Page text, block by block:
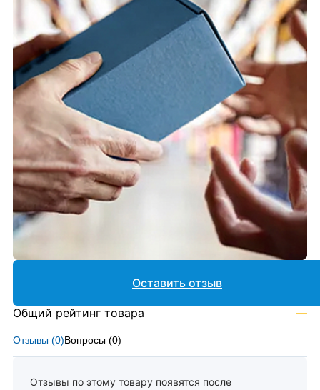
Отзывы (0)Вопросы (0)
Отзывы по этому товару появятся после
Оставить отзыв
Общий рейтинг товара —